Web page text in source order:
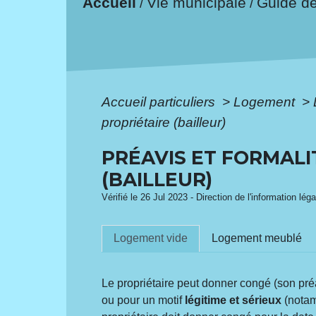
/ /
Accueil particuliers > Logement >
propriétaire (bailleur)
PRÉAVIS ET
(BAILLEUR)
Vérifié le 26 Jul 2023 - Direction de l'information
Logement vide Logement meublé
Le propriétaire peut donner congé (son
ou pour un motiflégitime et sérieux